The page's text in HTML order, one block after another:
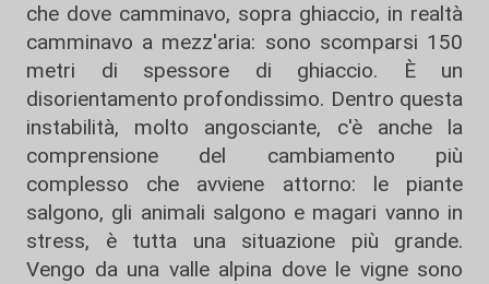
che dove camminavo, sopra ghiaccio, in realtà
camminavo a mezz'aria: sono scomparsi 150
metri di spessore di ghiaccio. È un
disorientamento profondissimo. Dentro questa
instabilità, molto angosciante, c'è anche la
comprensione del cambiamento più
complesso che avviene attorno: le piante
salgono, gli animali salgono e magari vanno in
stress, è tutta una situazione più grande.
Vengo da una valle alpina dove le vigne sono